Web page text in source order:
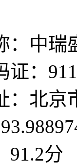
中瑞
：
：北京
91.2分